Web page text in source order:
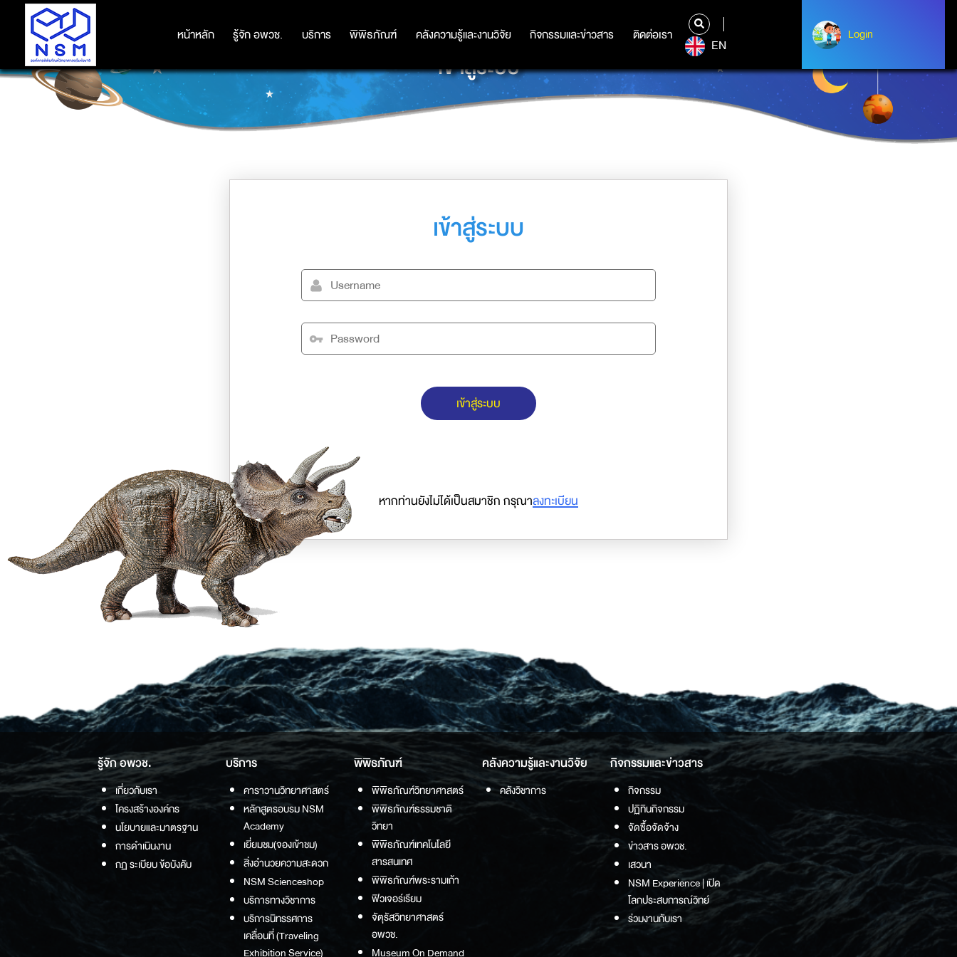
หน้าหลัก รู้จัก อพวช. บริการ พิพิธภัณฑ์ คลังความรู้และงานวิจัย กิจกรรมและข่าวสาร ติดต่อเรา
หน้าหลัก รู้จัก อพวช. บริการ พิพิธภัณฑ์ คลังความรู้และงานวิจัย กิจกรรมและข่าวสาร ติดต่อเรา
EN
Login
Albert Einstein
เข้าสู่ระบบ
เข้าสู่ระบบ
เข้าสู่ระบบ
หากท่านยังไม่ได้เป็นสมาชิก กรุณาลงทะเบียน
รู้จัก อพวช.
เกี่ยวกับเรา
โครงสร้างองค์กร
นโยบายและมาตรฐาน
การดำเนินงาน
กฏ ระเบียบ ข้อบังคับ
บริการ
คาราวานวิทยาศาสตร์
หลักสูตรอบรม NSM
Academy
เยี่ยมชม(จองเข้าชม)
สิ่งอำนวยความสะดวก
NSM Scienceshop
บริการทางวิชาการ
บริการนิทรรศการ
เคลื่อนที่ (Traveling
Exhibition Service)
พิพิธภัณฑ์
พิพิธภัณฑ์วิทยาศาสตร์
พิพิธภัณฑ์ธรรมชาติ
วิทยา
พิพิธภัณฑ์เทคโนโลยี
สารสนเทศ
พิพิธภัณฑ์พระรามเก้า
ฟิวเจอร์เรียม
จัตุรัสวิทยาศาสตร์
อพวช.
Museum On Demand
คลังความรู้และงานวิจัย
คลังวิชาการ
กิจกรรมและข่าวสาร
กิจกรรม
ปฏิทินกิจกรรม
จัดซื้อจัดจ้าง
ข่าวสาร อพวช.
เสวนา
NSM Experience | เปิด
โลกประสบการณ์วิทย์
ร่วมงานกับเรา